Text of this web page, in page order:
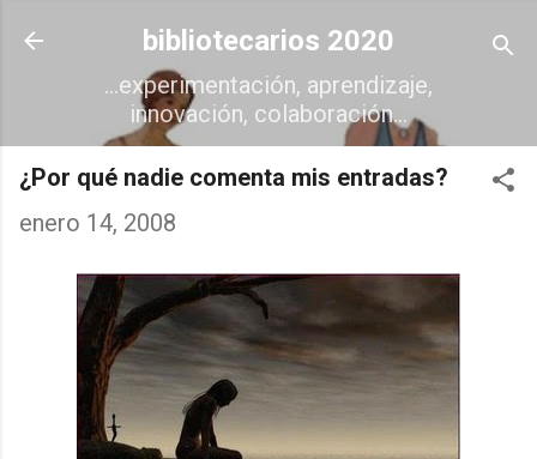
Ir al contenido principal
bibliotecarios 2020
...experimentación, aprendizaje,
innovación, colaboración...
¿Por qué nadie comenta mis entradas?
enero 14, 2008